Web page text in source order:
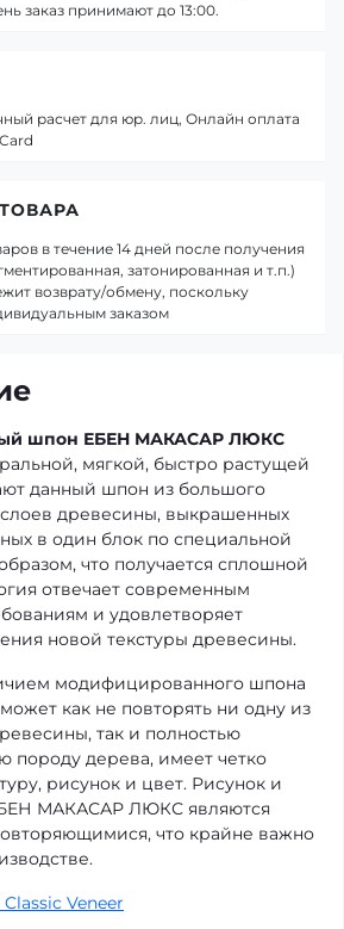
шпон ЕБЕН МАКАСАР ЛЮКС
мягкой, быстро растущей
данный шпон из большого
слоев древесины, выкрашенных
в один блок по специальной
что получается сплошной
отвечает современным
и удовлетворяет
новой текстуры древесины.
модифицированного шпона
может как не повторять ни одну из
так и полностью
породу дерева, имеет четко
рисунок и цвет. Рисунок и
МАКАСАР ЛЮКС являются
что крайне важно
Veneer
заказ принимают до 13:00.
расчет для юр. лиц, Онлайн оплата
в течение 14 дней после получения
затонированная и т.п.)
возврату/обмену, поскольку
заказом